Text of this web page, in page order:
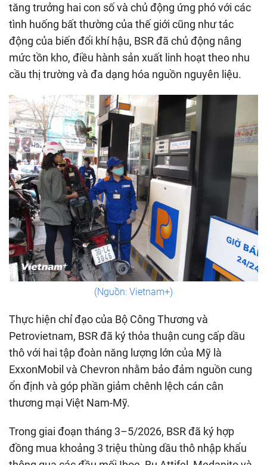
tăng trưởng hai con số và chủ động ứng phó với các
tình huống bất thường của thế giới cũng như tác
động của biến đổi khí hậu, BSR đã chủ động nâng
mức tồn kho, điều hành sản xuất linh hoạt theo nhu
cầu thị trường và đa dạng hóa nguồn nguyên liệu.
(Nguồn: Vietnam+)
Thực hiện chỉ đạo của Bộ Công Thương và
Petrovietnam, BSR đã ký thỏa thuận cung cấp dầu
thô với hai tập đoàn năng lượng lớn của Mỹ là
ExxonMobil và Chevron nhằm bảo đảm nguồn cung
ổn định và góp phần giảm chênh lệch cán cân
thương mại Việt Nam-Mỹ.
Trong giai đoạn tháng 3–5/2026, BSR đã ký hợp
đồng mua khoảng 3 triệu thùng dầu thô nhập khẩu